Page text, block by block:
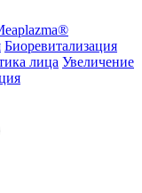
Биоревитализация
лица Увеличение